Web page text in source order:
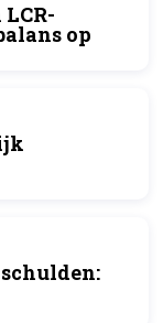
op